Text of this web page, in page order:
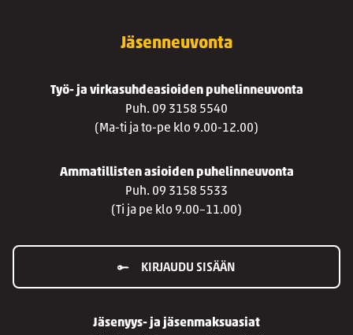
Jäsenneuvonta
Työ- ja virkasuhdeasioiden puhelinneuvonta
Puh. 09 3158 5540
(Ma-ti ja to-pe klo 9.00-12.00)
Ammatillisten asioiden puhelinneuvonta
Puh. 09 3158 5533
(Ti ja pe klo 9.00–11.00)
KIRJAUDU SISÄÄN
Jäsenyys- ja jäsenmaksuasiat